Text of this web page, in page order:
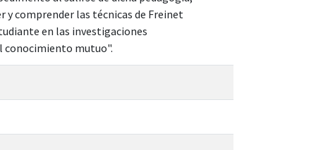
comprender las técnicas de Freinet
en las investigaciones
conocimiento mutuo".